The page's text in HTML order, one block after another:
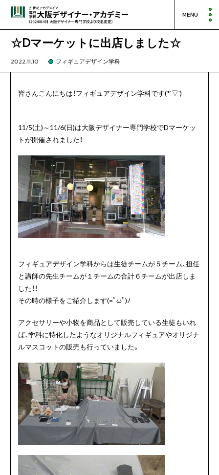
MENU
☆Dマーケットに出店しました☆
2022.11.10 フィギュアデザイン学科
皆さんこんにちは！フィギュアデザイン学科です(*'▽')
11/5(土)～11/6(日)は大阪デザイナー専門学校でDマーケッ
トが開催されました！
フィギュアデザイン学科からは生徒チームが５チーム、担任
と講師の先生チームが１チームの合計６チームが出店しま
した！！
その時の様子をご紹介します(=ﾟωﾟ)ﾉ
アクセサリーや小物を商品として販売している生徒もいれ
ば、学科に特化したようなオリジナルフィギュアやオリジナ
ルマスコットの販売も行っていました。